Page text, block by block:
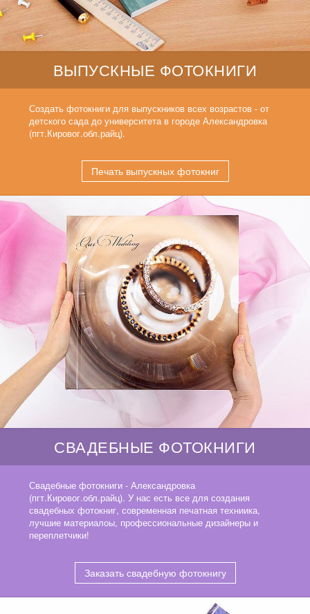
ВЫПУСКНЫЕ ФОТОКНИГИ
Создать фотокниги для выпускников всех возрастов - от
детского сада до университета в городе Александровка
(пгт.Кировог.обл.райц).
Печать выпускных фотокниг
СВАДЕБНЫЕ ФОТОКНИГИ
Свадебные фотокниги - Александровка
(пгт.Кировог.обл.райц). У нас есть все для создания
свадебных фотокниг, современная печатная техниика,
лучшие материалоы, профессиональные дизайнеры и
переплетчики!
Заказать свадебную фотокнигу